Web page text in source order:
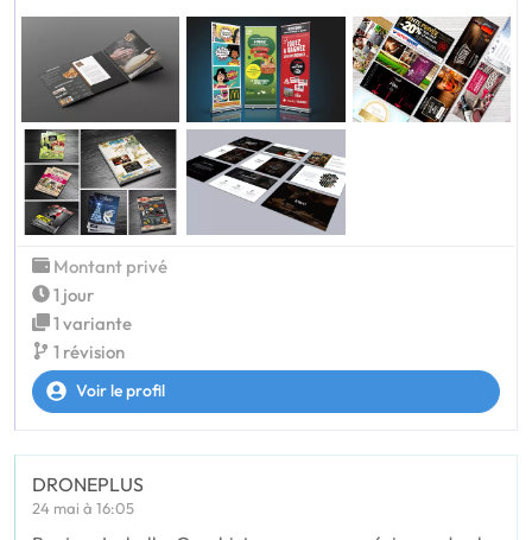
Montant privé
1 jour
1 variante
1 révision
Voir le profil
DRONEPLUS
24 mai à 16:05